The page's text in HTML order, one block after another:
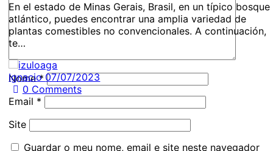
En el estado de Minas Gerais, Brasil, en un típico bosque
atlántico, puedes encontrar una amplia variedad de
plantas comestibles no convencionales. A continuación,
te…
Ignacio 07/07/2023
0 Comments
Nome*
Email *
Site
Guardar o meu nome, email e site neste navegador